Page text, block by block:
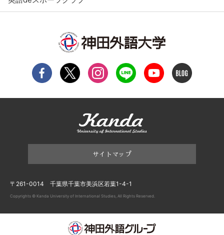
サイトマップ
〒261-0014 千葉県千葉市美浜区若葉1-4-1
Copyrights © Kanda University of International Studies, All Rights Reserved.